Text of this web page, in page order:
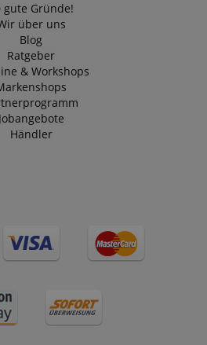
gute Gründe!
über uns
Blog
Ratgeber
& Workshops
Jobangebote
Händler